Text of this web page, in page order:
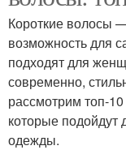
Короткие волосы
возможность для
подходят для
современно,
рассмотрим топ-
которые подойдут
одежды.